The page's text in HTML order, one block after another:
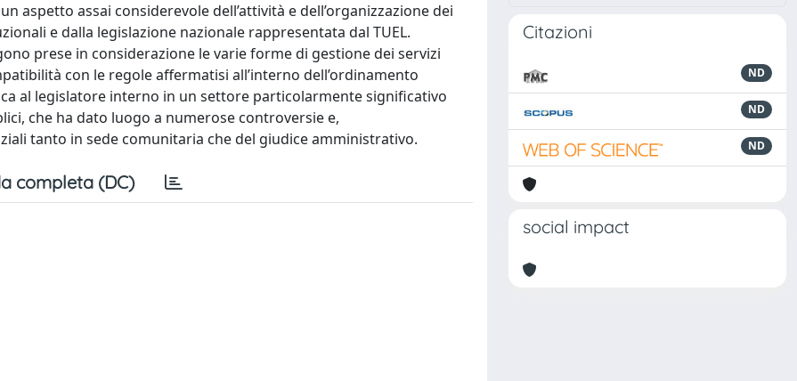
aspetto assai considerevole dell’attività e dell’organizzazione dei
e dalla legislazione nazionale rappresentata dal TUEL.
prese in considerazione le varie forme di gestione dei servizi
con le regole affermatisi all’interno dell’ordinamento
al legislatore interno in un settore particolarmente significativo
che ha dato luogo a numerose controversie e,
tanto in sede comunitaria che del giudice amministrativo.
completa (DC)
Citazioni
ND
ND
ND
social impact